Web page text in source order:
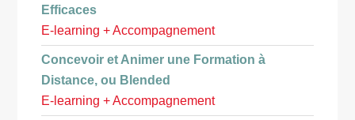
Efficaces
E-learning + Accompagnement
Concevoir et Animer une Formation à
Distance, ou Blended
E-learning + Accompagnement